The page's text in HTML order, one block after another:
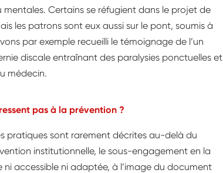
Certains se réfugient dans le projet de
les patrons sont eux aussi sur le pont, soumis à
par exemple recueilli le témoignage de l’un
discale entraînant des paralysies ponctuelles et
médecin.
pas à la prévention ?
pratiques sont rarement décrites au-delà du
institutionnelle, le sous-engagement en la
ni accessible ni adaptée, à l’image du document